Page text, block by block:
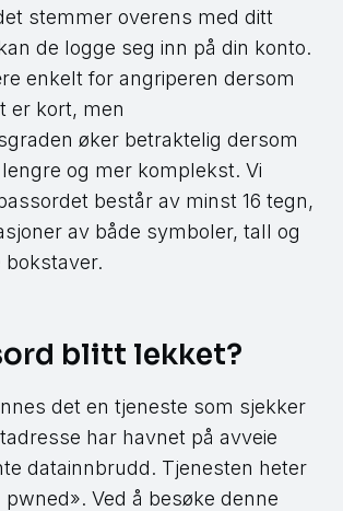
stemmer overens med ditt
de logge seg inn på din konto.
enkelt for angriperen dersom
er kort, men
øker betraktelig dersom
og mer komplekst. Vi
består av minst 16 tegn,
av både symboler, tall og
bokstaver.
blitt lekket?
det en tjeneste som sjekker
har havnet på avveie
datainnbrudd. Tjenesten heter
pwned». Ved å besøke denne